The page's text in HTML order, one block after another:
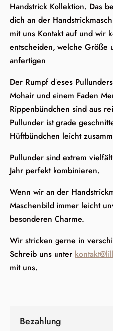
Handstrick Kollektion. Das
dich an der
mit uns Kontakt auf und wir
entscheiden, welche Größe
anfertigen
Der Rumpf dieses
Mohair und einem Faden
Rippenbündchen sind aus
Pullunder ist grade
Hüftbündchen leicht
Pullunder sind extrem
Jahr perfekt kombinieren.
Wenn wir an der
Maschenbild immer leicht
besonderen Charme.
Wir stricken gerne in
Schreib uns unter
mit uns.
Bezahlung